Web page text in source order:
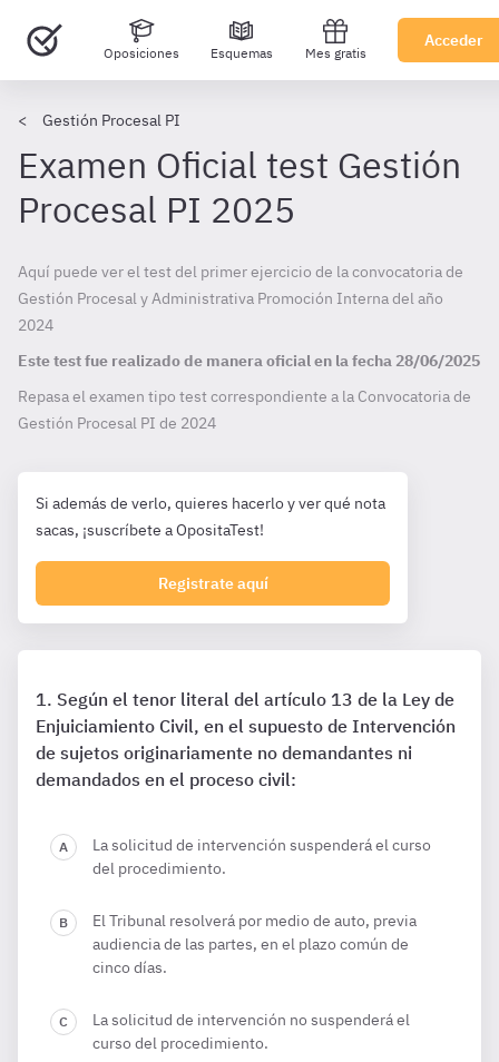
Oposiciones Esquemas Mes gratis
Acceder
Gestión Procesal PI
Examen Oficial test Gestión
Procesal PI 2025
Aquí puede ver el test del primer ejercicio de la convocatoria de
Gestión Procesal y Administrativa Promoción Interna del año
2024
Este test fue realizado de manera oficial en la fecha 28/06/2025
Repasa el examen tipo test correspondiente a la Convocatoria de
Gestión Procesal PI de 2024
Si además de verlo, quieres hacerlo y ver qué nota
sacas, ¡suscríbete a OpositaTest!
Registrate aquí
Según el tenor literal del artículo 13 de la Ley de
Enjuiciamiento Civil, en el supuesto de Intervención
de sujetos originariamente no demandantes ni
demandados en el proceso civil:
La solicitud de intervención suspenderá el curso
del procedimiento.
El Tribunal resolverá por medio de auto, previa
audiencia de las partes, en el plazo común de
cinco días.
La solicitud de intervención no suspenderá el
curso del procedimiento.